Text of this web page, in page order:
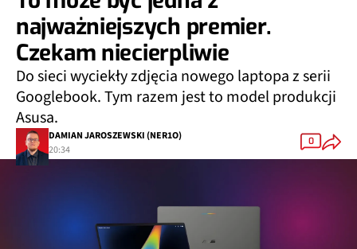
najważniejszych premier.
Czekam niecierpliwie
Do sieci wyciekły zdjęcia nowego laptopa z serii
Googlebook. Tym razem jest to model produkcji
Asusa.
DAMIAN JAROSZEWSKI (NER1O)
20:34
0